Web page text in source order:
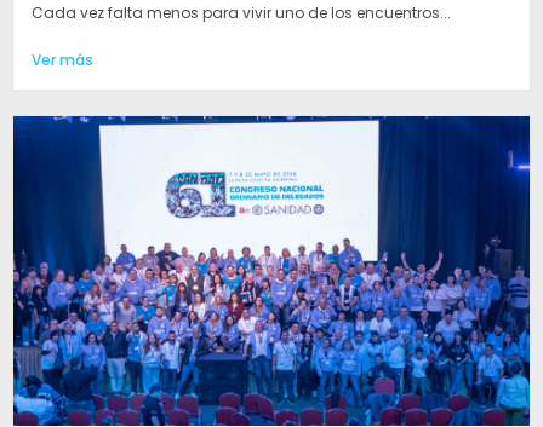
Cada vez falta menos para vivir uno de los encuentros...
Ver más